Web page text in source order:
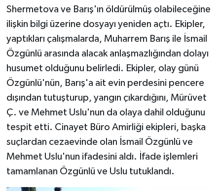
Shermetova ve Barış'ın öldürülmüş olabileceğine
ilişkin bilgi üzerine dosyayı yeniden açtı. Ekipler,
yaptıkları çalışmalarda, Muharrem Barış ile İsmail
Özgünlü arasında alacak anlaşmazlığından dolayı
husumet olduğunu belirledi. Ekipler, olay günü
Özgünlü'nün, Barış'a ait evin perdesini pencere
dışından tutuşturup, yangın çıkardığını, Mürüvet
Ç. ve Mehmet Uslu'nun da olaya dahil olduğunu
tespit etti. Cinayet Büro Amirliği ekipleri, başka
suçlardan cezaevinde olan İsmail Özgünlü ve
Mehmet Uslu'nun ifadesini aldı. İfade işlemleri
tamamlanan Özgünlü ve Uslu tutuklandı.